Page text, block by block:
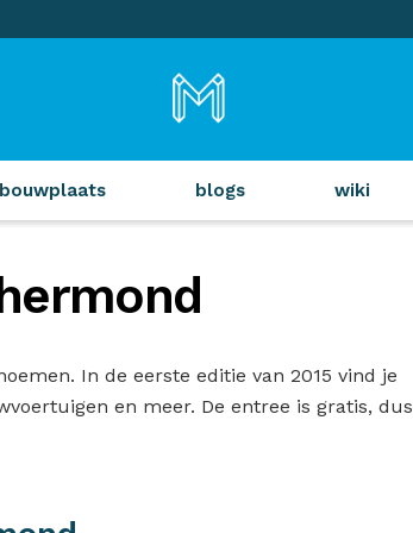
bouwplaats blogs wiki
In de eerste editie van 2015 vind je
en meer. De entree is gratis, dus